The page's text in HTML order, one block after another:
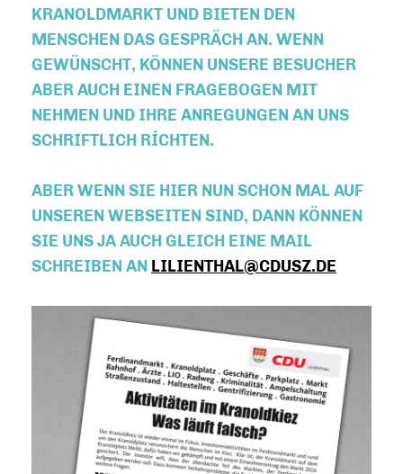
KRANOLDMARKT UND BIETEN DEN
MENSCHEN DAS GESPRÄCH AN. WENN
GEWÜNSCHT, KÖNNEN UNSERE BESUCHER
ABER AUCH EINEN FRAGEBOGEN MIT
NEHMEN UND IHRE ANREGUNGEN AN UNS
SCHRIFTLICH RÍCHTEN.
ABER WENN SIE HIER NUN SCHON MAL AUF
UNSEREN WEBSEITEN SIND, DANN KÖNNEN
SIE UNS JA AUCH GLEICH EINE MAIL
SCHREIBEN AN LILIENTHAL@CDUSZ.DE